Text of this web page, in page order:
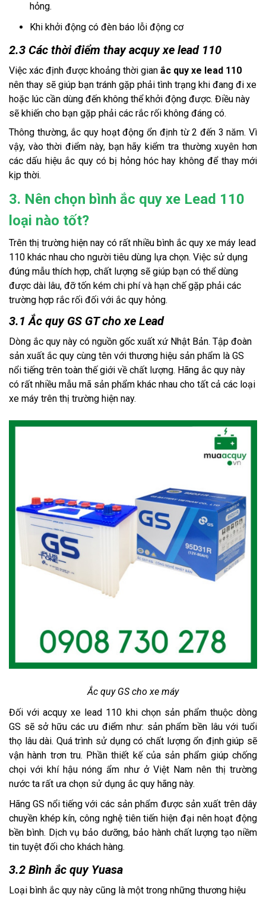
hỏng.
Khi khởi động có đèn báo lỗi động cơ
2.3 Các thời điểm thay acquy xe lead 110
Việc xác định được khoảng thời gian ắc quy xe lead 110
nên thay sẽ giúp bạn tránh gặp phải tình trạng khi đang đi xe
hoặc lúc cần dùng đến không thể khởi động được. Điều này
sẽ khiến cho bạn gặp phải các rắc rối không đáng có.
Thông thường, ắc quy hoạt động ổn định từ 2 đến 3 năm. Vì
vậy, vào thời điểm này, bạn hãy kiểm tra thường xuyên hơn
các dấu hiệu ắc quy có bị hỏng hóc hay không để thay mới
kịp thời.
3. Nên chọn bình ắc quy xe Lead 110
loại nào tốt?
Trên thị trường hiện nay có rất nhiều bình ắc quy xe máy lead
110 khác nhau cho người tiêu dùng lựa chọn. Việc sử dụng
đúng mẫu thích hợp, chất lượng sẽ giúp bạn có thể dùng
được dài lâu, đỡ tốn kém chi phí và hạn chế gặp phải các
trường hợp rắc rối đối với ắc quy hỏng.
3.1 Ắc quy GS GT cho xe Lead
Dòng ắc quy này có nguồn gốc xuất xứ Nhật Bản. Tập đoàn
sản xuất ắc quy cùng tên với thương hiệu sản phẩm là GS
nổi tiếng trên toàn thế giới về chất lượng. Hãng ắc quy này
có rất nhiều mẫu mã sản phẩm khác nhau cho tất cả các loại
xe máy trên thị trường hiện nay.
Ắc quy GS cho xe máy
Đối với acquy xe lead 110 khi chọn sản phẩm thuộc dòng
GS sẽ sở hữu các ưu điểm như: sản phẩm bền lâu với tuổi
thọ lâu dài. Quá trình sử dụng có chất lượng ổn định giúp sẽ
vận hành trơn tru. Phần thiết kế của sản phẩm giúp chống
chọi với khí hậu nóng ẩm như ở Việt Nam nên thị trường
nước ta rất ưa chọn sử dụng ắc quy hãng này.
Hãng GS nổi tiếng với các sản phẩm được sản xuất trên dây
chuyền khép kín, công nghệ tiên tiến hiện đại nên hoạt động
bền bình. Dịch vụ bảo dưỡng, bảo hành chất lượng tạo niềm
tin tuyệt đối cho khách hàng.
3.2 Bình ắc quy Yuasa
Loại bình ắc quy này cũng là một trong những thương hiệu